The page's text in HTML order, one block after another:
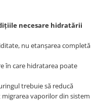
necesare hidratării
nu etanșarea completă
în care hidratarea poate
trebuie să reducă
vaporilor din sistem